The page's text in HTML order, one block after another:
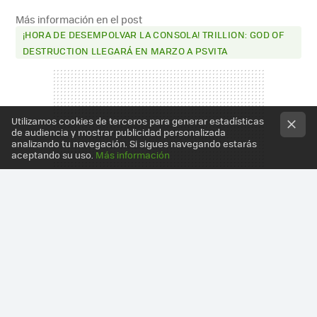
Más información en el post
¡HORA DE DESEMPOLVAR LA CONSOLA! TRILLION: GOD OF
DESTRUCTION LLEGARÁ EN MARZO A PSVITA
Utilizamos cookies de terceros para generar estadísticas
de audiencia y mostrar publicidad personalizada
analizando tu navegación. Si sigues navegando estarás
aceptando su uso. Más información